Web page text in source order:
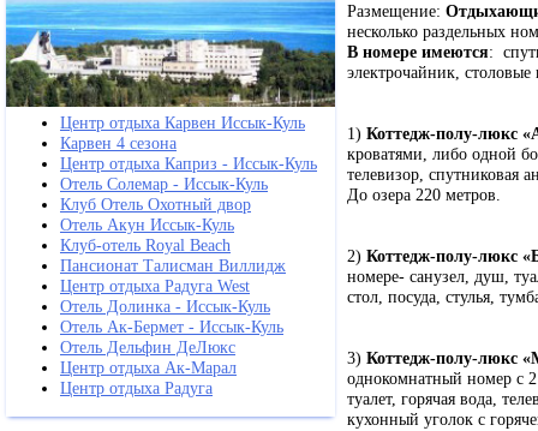
Центр отдыха Карвен Иссык-Куль
Карвен 4 сезона
Центр отдыха Каприз - Иссык-Куль
Отель Солемар - Иссык-Куль
Клуб Отель Охотный двор
Отель Акун Иссык-Куль
Клуб-отель Royal Beach
Пансионат Талисман Виллидж
Центр отдыха Радуга West
Отель Долинка - Иссык-Куль
Отель Ак-Бермет - Иссык-Куль
Отель Дельфин ДеЛюкс
Центр отдыха Ак-Марал
Центр отдыха Радуга
Размещение:
несколько раздельных
В номере имеются:
электрочайник,
1) Коттедж-полу-люкс
кроватями, либо одной
телевизор, спутниковая
До озера 220 метров.
2) Коттедж-полу-люкс
номере- санузел, душ,
стол, посуда, стулья,
3) Коттедж-полу-люкс
однокомнатный номер с
туалет, горячая вода,
кухонный уголок с